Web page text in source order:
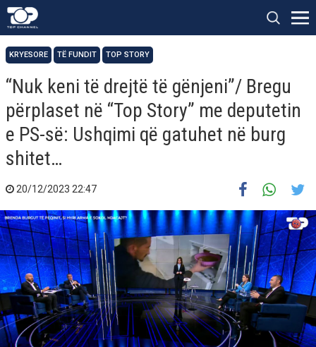
KRYESORE TË FUNDIT TOP STORY
“Nuk keni të drejtë të gënjeni”/ Bregu
përplaset në “Top Story” me deputetin
e PS-së: Ushqimi që gatuhet në burg
shitet…
20/12/2023 22:47